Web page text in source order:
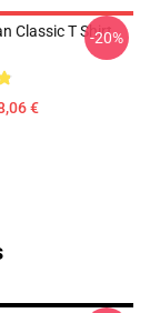
Classic T Shirt
€
-20%